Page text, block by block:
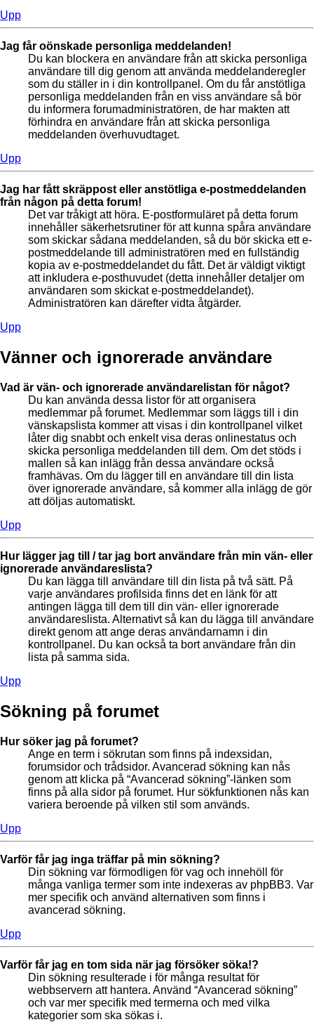
Upp
Jag får oönskade personliga meddelanden!
Du kan blockera en användare från att skicka personliga
användare till dig genom att använda meddelanderegler
som du ställer in i din kontrollpanel. Om du får anstötliga
personliga meddelanden från en viss användare så bör
du informera forumadministratören, de har makten att
förhindra en användare från att skicka personliga
meddelanden överhuvudtaget.
Upp
Jag har fått skräppost eller anstötliga e-postmeddelanden
från någon på detta forum!
Det var tråkigt att höra. E-postformuläret på detta forum
innehåller säkerhetsrutiner för att kunna spåra användare
som skickar sådana meddelanden, så du bör skicka ett e-
postmeddelande till administratören med en fullständig
kopia av e-postmeddelandet du fått. Det är väldigt viktigt
att inkludera e-posthuvudet (detta innehåller detaljer om
användaren som skickat e-postmeddelandet).
Administratören kan därefter vidta åtgärder.
Upp
Vänner och ignorerade användare
Vad är vän- och ignorerade användarelistan för något?
Du kan använda dessa listor för att organisera
medlemmar på forumet. Medlemmar som läggs till i din
vänskapslista kommer att visas i din kontrollpanel vilket
låter dig snabbt och enkelt visa deras onlinestatus och
skicka personliga meddelanden till dem. Om det stöds i
mallen så kan inlägg från dessa användare också
framhävas. Om du lägger till en användare till din lista
över ignorerade användare, så kommer alla inlägg de gör
att döljas automatiskt.
Upp
Hur lägger jag till / tar jag bort användare från min vän- eller
ignorerade användareslista?
Du kan lägga till användare till din lista på två sätt. På
varje användares profilsida finns det en länk för att
antingen lägga till dem till din vän- eller ignorerade
användareslista. Alternativt så kan du lägga till användare
direkt genom att ange deras användarnamn i din
kontrollpanel. Du kan också ta bort användare från din
lista på samma sida.
Upp
Sökning på forumet
Hur söker jag på forumet?
Ange en term i sökrutan som finns på indexsidan,
forumsidor och trådsidor. Avancerad sökning kan nås
genom att klicka på “Avancerad sökning”-länken som
finns på alla sidor på forumet. Hur sökfunktionen nås kan
variera beroende på vilken stil som används.
Upp
Varför får jag inga träffar på min sökning?
Din sökning var förmodligen för vag och innehöll för
många vanliga termer som inte indexeras av phpBB3. Var
mer specifik och använd alternativen som finns i
avancerad sökning.
Upp
Varför får jag en tom sida när jag försöker söka!?
Din sökning resulterade i för många resultat för
webbservern att hantera. Använd “Avancerad sökning”
och var mer specifik med termerna och med vilka
kategorier som ska sökas i.